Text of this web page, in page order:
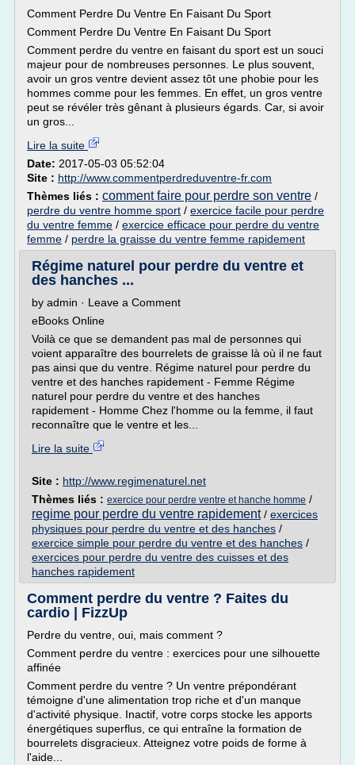
Comment Perdre Du Ventre En Faisant Du Sport
Comment Perdre Du Ventre En Faisant Du Sport
Comment perdre du ventre en faisant du sport est un souci
majeur pour de nombreuses personnes. Le plus souvent,
avoir un gros ventre devient assez tôt une phobie pour les
hommes comme pour les femmes. En effet, un gros ventre
peut se révéler très gênant à plusieurs égards. Car, si avoir
un gros...
Lire la suite
Date: 2017-05-03 05:52:04
Site : http://www.commentperdreduventre-fr.com
Thèmes liés : comment faire pour perdre son ventre /
perdre du ventre homme sport / exercice facile pour perdre
du ventre femme / exercice efficace pour perdre du ventre
femme / perdre la graisse du ventre femme rapidement
Régime naturel pour perdre du ventre et
des hanches ...
by admin · Leave a Comment
eBooks Online
Voilà ce que se demandent pas mal de personnes qui
voient apparaître des bourrelets de graisse là où il ne faut
pas ainsi que du ventre. Régime naturel pour perdre du
ventre et des hanches rapidement - Femme Régime
naturel pour perdre du ventre et des hanches
rapidement - Homme Chez l'homme ou la femme, il faut
reconnaître que le ventre et les...
Lire la suite
Site : http://www.regimenaturel.net
Thèmes liés : exercice pour perdre ventre et hanche homme /
regime pour perdre du ventre rapidement/ exercices
physiques pour perdre du ventre et des hanches /
exercice simple pour perdre du ventre et des hanches /
exercices pour perdre du ventre des cuisses et des
hanches rapidement
Comment perdre du ventre ? Faites du
cardio | FizzUp
Perdre du ventre, oui, mais comment ?
Comment perdre du ventre : exercices pour une silhouette
affinée
Comment perdre du ventre ? Un ventre prépondérant
témoigne d'une alimentation trop riche et d'un manque
d'activité physique. Inactif, votre corps stocke les apports
énergétiques superflus, ce qui entraîne la formation de
bourrelets disgracieux. Atteignez votre poids de forme à
l'aide...